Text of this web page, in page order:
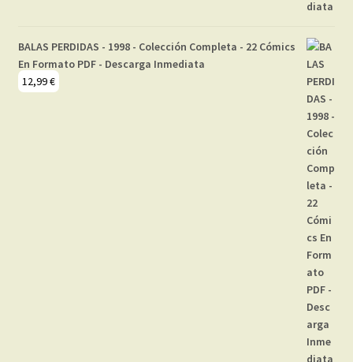
BALAS PERDIDAS - 1998 - Colección Completa - 22 Cómics
En Formato PDF - Descarga Inmediata
12,99€